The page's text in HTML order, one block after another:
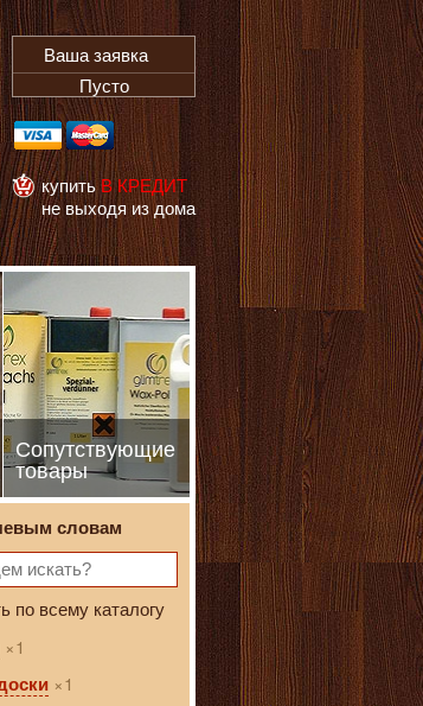
Ваша заявка
Пусто
купитьВ КРЕДИТ
не выходя из дома
Сопутствующие
товары
словам
по всему каталогу
1
1